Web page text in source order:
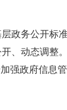
政务公开标
、动态调整
强政府信息